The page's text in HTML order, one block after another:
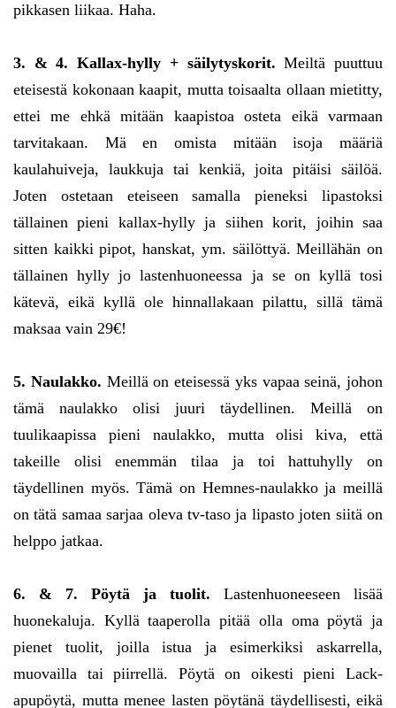
pikkasen liikaa. Haha.
3. & 4. Kallax-hylly + säilytyskorit. Meiltä puuttuu
eteisestä kokonaan kaapit, mutta toisaalta ollaan mietitty,
ettei me ehkä mitään kaapistoa osteta eikä varmaan
tarvitakaan. Mä en omista mitään isoja määriä
kaulahuiveja, laukkuja tai kenkiä, joita pitäisi säilöä.
Joten ostetaan eteiseen samalla pieneksi lipastoksi
tällainen pieni kallax-hylly ja siihen korit, joihin saa
sitten kaikki pipot, hanskat, ym. säilöttyä. Meillähän on
tällainen hylly jo lastenhuoneessa ja se on kyllä tosi
kätevä, eikä kyllä ole hinnallakaan pilattu, sillä tämä
maksaa vain 29€!
5. Naulakko. Meillä on eteisessä yks vapaa seinä, johon
tämä naulakko olisi juuri täydellinen. Meillä on
tuulikaapissa pieni naulakko, mutta olisi kiva, että
takeille olisi enemmän tilaa ja toi hattuhylly on
täydellinen myös. Tämä on Hemnes-naulakko ja meillä
on tätä samaa sarjaa oleva tv-taso ja lipasto joten siitä on
helppo jatkaa.
6. & 7. Pöytä ja tuolit. Lastenhuoneeseen lisää
huonekaluja. Kyllä taaperolla pitää olla oma pöytä ja
pienet tuolit, joilla istua ja esimerkiksi askarrella,
muovailla tai piirrellä. Pöytä on oikesti pieni Lack-
apupöytä, mutta menee lasten pöytänä täydellisesti, eikä